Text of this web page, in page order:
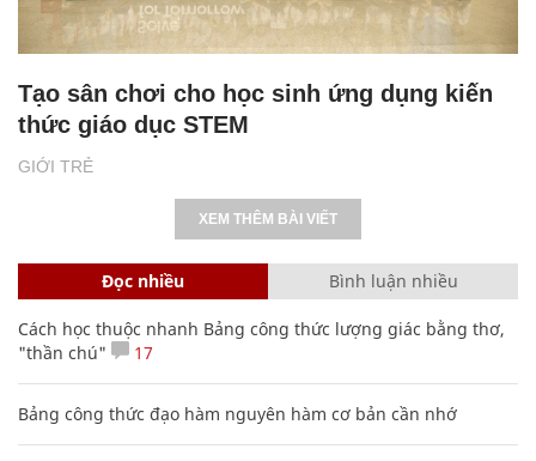
GIỚI TRẺ
Tạo sân chơi cho học sinh ứng dụng kiến
thức giáo dục STEM
XEM THÊM BÀI VIẾT
Đọc nhiều Bình luận nhiều
Cách học thuộc nhanh Bảng công thức lượng giác bằng thơ,
"thần chú"
17
Bảng công thức đạo hàm nguyên hàm cơ bản cần nhớ